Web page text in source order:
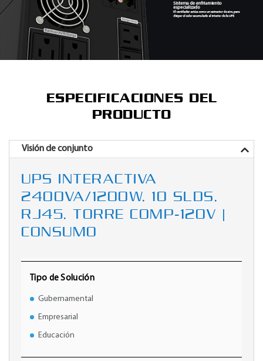
ESPECIFICACIONES DEL
PRODUCTO
Visión de conjunto
UPS INTERACTIVA
2400VA/1200W, 10 SLDS,
RJ45, TORRE COMP-120V |
CONSUMO
Tipo de Solución
Gubernamental
Empresarial
Educación